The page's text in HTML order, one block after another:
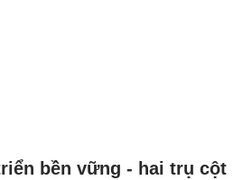
bền vững - hai trụ cột